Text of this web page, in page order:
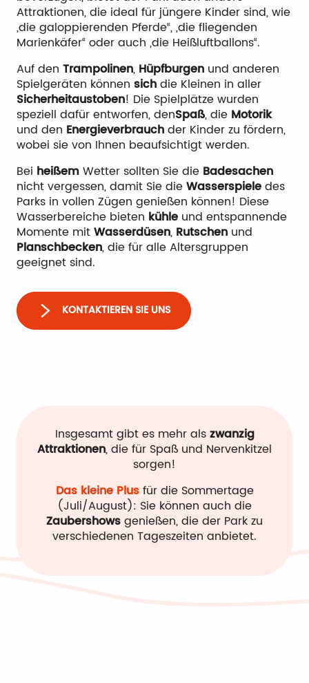
Attraktionen, die ideal für jüngere Kinder sind, wie
„die galoppierenden Pferde“, „die fliegenden
Marienkäfer“ oder auch „die Heißluftballons“.
Auf den Trampolinen, Hüpfburgen und anderen
Spielgeräten können sichdie Kleinen in aller
Sicherheitaustoben! Die Spielplätze wurden
speziell dafür entworfen, denSpaß, die Motorik
und den Energieverbrauchder Kinder zu fördern,
wobei sie von Ihnen beaufsichtigt werden.
Bei heißemWetter sollten Sie die Badesachen
nicht vergessen, damit Sie dieWasserspieledes
Parks in vollen Zügen genießen können! Diese
Wasserbereiche bieten kühle und entspannende
Momente mitWasserdüsen, Rutschen und
Planschbecken, die für alle Altersgruppen
geeignet sind.
KONTAKTIEREN SIE UNS
Insgesamt gibt es mehr alszwanzig
Attraktionen, die für Spaß und Nervenkitzel
sorgen!
Das kleine Plusfür die Sommertage
(Juli/August): Sie können auch die
Zaubershowsgenießen, die der Park zu
verschiedenen Tageszeiten anbietet.